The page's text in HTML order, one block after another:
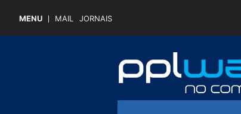
MENU MAIL JORNAIS